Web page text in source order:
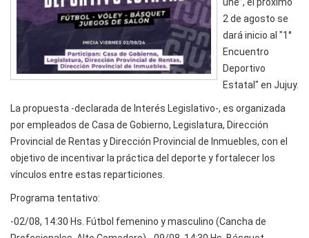
une”, el próximo
2 de agosto se
dará inicio al "1°
Encuentro
Deportivo
Estatal" en Jujuy.
La propuesta -declarada de Interés Legislativo-, es organizada
por empleados de Casa de Gobierno, Legislatura, Dirección
Provincial de Rentas y Dirección Provincial de Inmuebles, con el
objetivo de incentivar la práctica del deporte y fortalecer los
vínculos entre estas reparticiones.
Programa tentativo:
-02/08, 14:30 Hs. Fútbol femenino y masculino (Cancha de